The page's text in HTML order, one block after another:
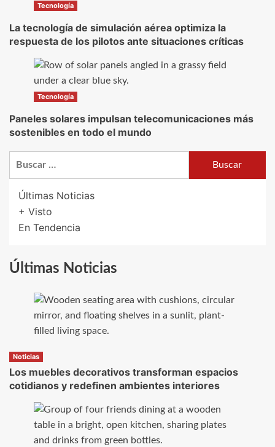
Tecnología
La tecnología de simulación aérea optimiza la
respuesta de los pilotos ante situaciones críticas
Tecnología
Paneles solares impulsan telecomunicaciones más
sostenibles en todo el mundo
Últimas Noticias
+ Visto
En Tendencia
Últimas Noticias
Noticias
Los muebles decorativos transforman espacios
cotidianos y redefinen ambientes interiores